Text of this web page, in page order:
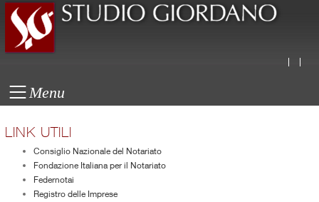
Menu
LINK UTILI
Consiglio Nazionale del Notariato
Fondazione Italiana per il Notariato
Federnotai
Registro delle Imprese